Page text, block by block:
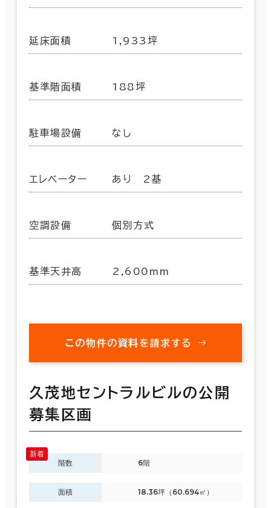
延床面積 1,933坪
基準階面積 188坪
駐車場設備 なし
エレベーター あり 2基
空調設備 個別方式
基準天井高 2,600mm
この物件の資料を請求する
久茂地セントラルビルの公開
募集区画
階数 6階
面積 18.36坪（60.694㎡）